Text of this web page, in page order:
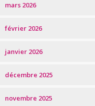
mars 2026
février 2026
janvier 2026
décembre 2025
novembre 2025